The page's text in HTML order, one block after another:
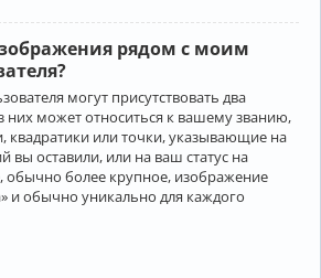
рядом с моим
могут присутствовать два
них может относиться к вашему званию,
квадратики или точки, указывающие на
вы оставили, или на ваш статус на
обычно более крупное, изображение
и обычно уникально для каждого